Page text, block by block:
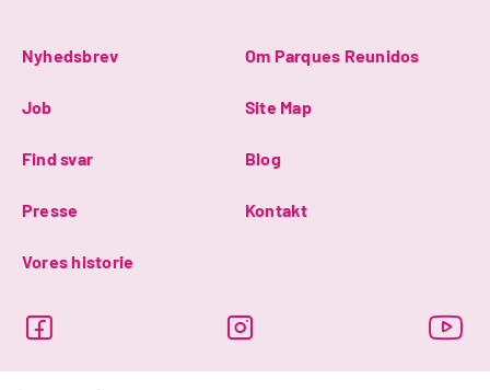
Nyhedsbrev Om Parques Reunidos
Job Site Map
Find svar Blog
Presse Kontakt
Vores historie